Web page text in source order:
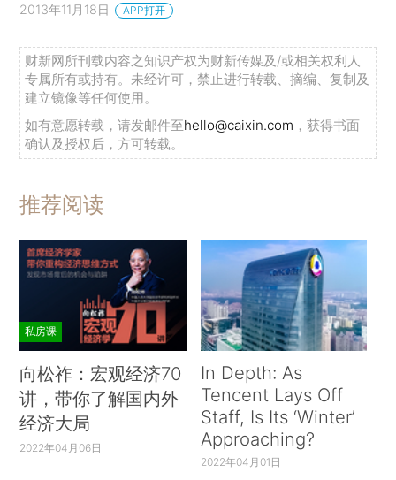
2013年11月18日 APP打开
财新网所刊载内容之知识产权为财新传媒及/或相关权利人
专属所有或持有。未经许可，禁止进行转载、摘编、复制及
建立镜像等任何使用。
如有意愿转载，请发邮件至hello@caixin.com ，获得书面
确认及授权后，方可转载。
推荐阅读
私房课
向松祚：宏观经济70
讲，带你了解国内外
经济大局
2022年04月06日
In Depth: As
Tencent Lays Off
Staff, Is Its ‘Winter’
Approaching?
2022年04月01日